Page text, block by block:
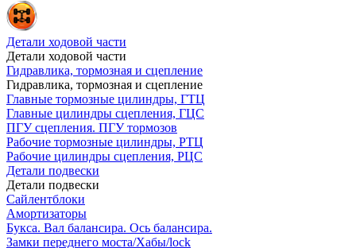
Детали ходовой части
Детали ходовой части
Гидравлика, тормозная и сцепление
Гидравлика, тормозная и сцепление
Главные тормозные цилиндры, ГТЦ
Главные цилиндры сцепления, ГЦС
ПГУ сцепления. ПГУ тормозов
Рабочие тормозные цилиндры, РТЦ
Рабочие цилиндры сцепления, РЦС
Детали подвески
Детали подвески
Cайлентблоки
Амортизаторы
Букса. Вал балансира. Ось балансира.
Замки переднего моста/Хабы/lock